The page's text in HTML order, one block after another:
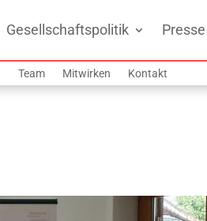
Gesellschaftspolitik Presse
Team Mitwirken Kontakt